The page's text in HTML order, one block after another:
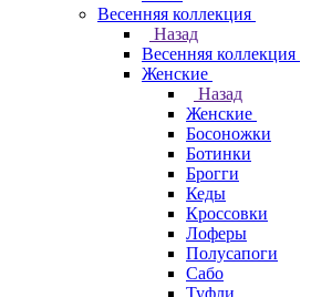
Весенняя коллекция
Назад
Весенняя коллекция
Женские
Назад
Женские
Босоножки
Ботинки
Брогги
Кеды
Кроссовки
Лоферы
Полусапоги
Сабо
Туфли